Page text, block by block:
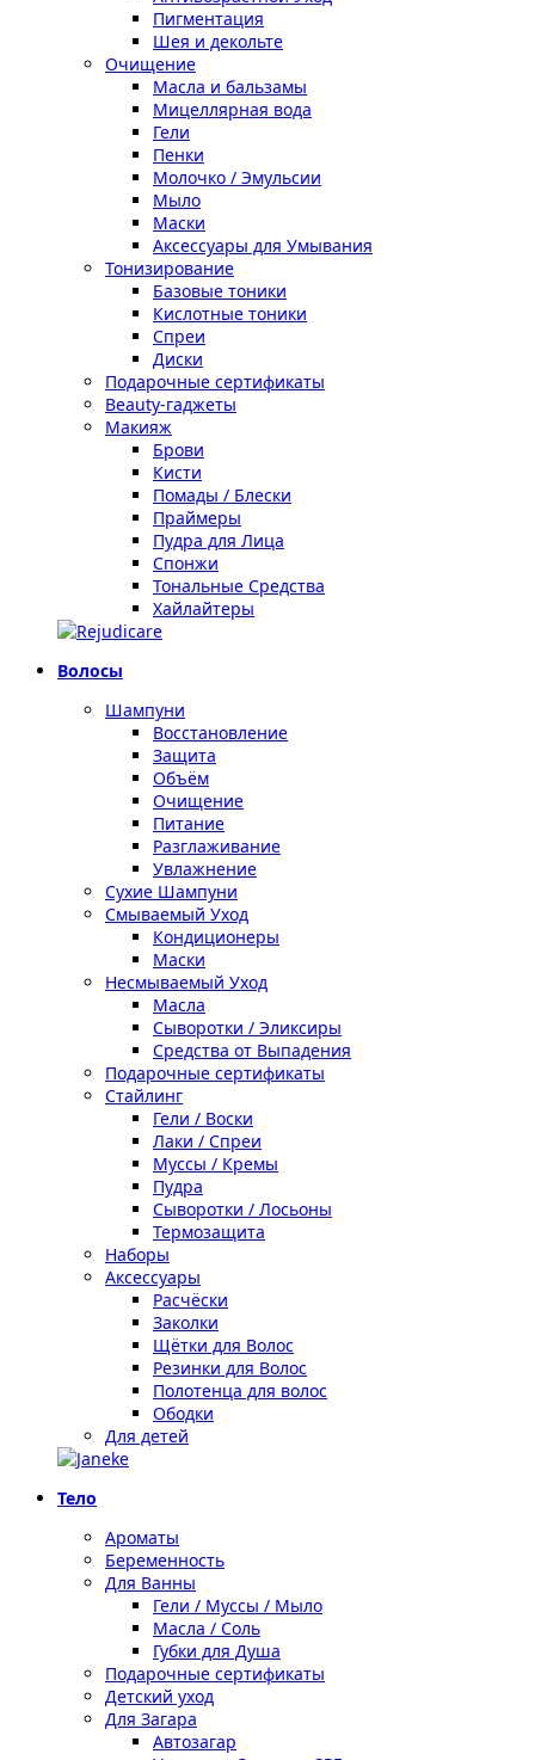
Пигментация
Шея и декольте
Очищение
Масла и бальзамы
Мицеллярная вода
Гели
Пенки
Молочко / Эмульсии
Мыло
Маски
Аксессуары для Умывания
Тонизирование
Базовые тоники
Кислотные тоники
Спреи
Диски
Подарочные сертификаты
Beauty-гаджеты
Макияж
Брови
Кисти
Помады / Блески
Праймеры
Пудра для Лица
Спонжи
Тональные Средства
Хайлайтеры
Волосы
Шампуни
Восстановление
Защита
Объём
Очищение
Питание
Разглаживание
Увлажнение
Сухие Шампуни
Смываемый Уход
Кондиционеры
Маски
Несмываемый Уход
Масла
Сыворотки / Эликсиры
Средства от Выпадения
Подарочные сертификаты
Стайлинг
Гели / Воски
Лаки / Спреи
Муссы / Кремы
Пудра
Сыворотки / Лосьоны
Термозащита
Наборы
Аксессуары
Расчёски
Заколки
Щётки для Волос
Резинки для Волос
Полотенца для волос
Ободки
Для детей
Тело
Ароматы
Беременность
Для Ванны
Гели / Муссы / Мыло
Масла / Соль
Губки для Душа
Подарочные сертификаты
Детский уход
Для Загара
Автозагар